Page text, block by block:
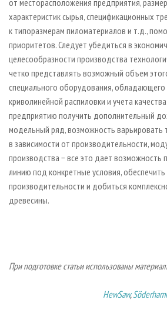
характеристик сырья, спецификационных
к типоразмерам пиломатериалов и т.д.,
приоритетов. Следует убедиться в
целесообразности производства
четко представлять возможный объем
специального оборудования,
криволинейной распиловки и учета
предприятию получить дополнительный
модельный ряд, возможность варьировать
в зависимости от производительности,
производства − все это дает возможность
линию под конкретные условия,
производительности и добиться
древесины.
При подготовке статьи использованы
HewSaw,